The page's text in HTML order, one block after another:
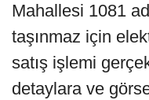
Mahallesi 1081
taşınmaz için
satış işlemi
detaylara ve